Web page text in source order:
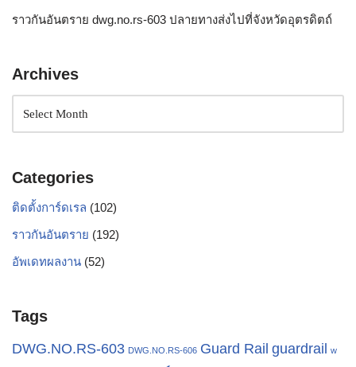
ราวกันอันตราย dwg.no.rs-603 ปลายทางส่งไปที่จังหวัดอุตรดิตถ์
Archives
Categories
ติดตั้งการ์ดเรล (102)
ราวกันอันตราย (192)
อัพเดทผลงาน (52)
Tags
DWG.NO.RS-603 DWG.NO.RS-606 Guard Rail guardrail w